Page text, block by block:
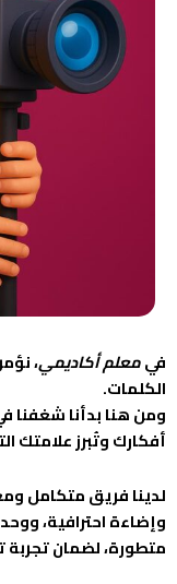
فيمعلم أكاديمي،
الكلمات.
ومن هنا بدأنا شغفنا
أفكارك وتُبرز علامتك
لدينا فريق متكامل
وإضاءة احترافية،
متطورة، لضمان تجربة